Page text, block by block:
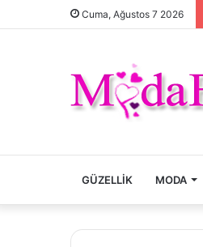
Cuma, Ağustos 7 2026
GÜZELLIK MODA